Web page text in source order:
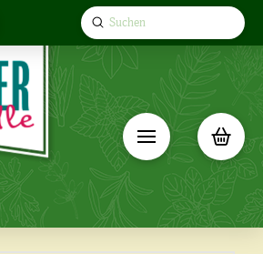
Search
Submit